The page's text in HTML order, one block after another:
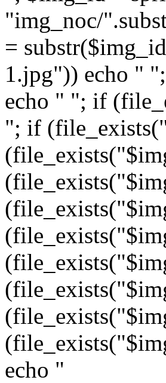
"img_noc/
=
1.jpg")) echo "
echo " "; if
"; if
echo "